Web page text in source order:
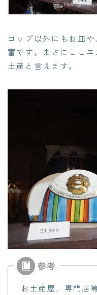
コップ以外にもお皿
富です。まさにここ
土産と言えます。
お土産屋、専門店